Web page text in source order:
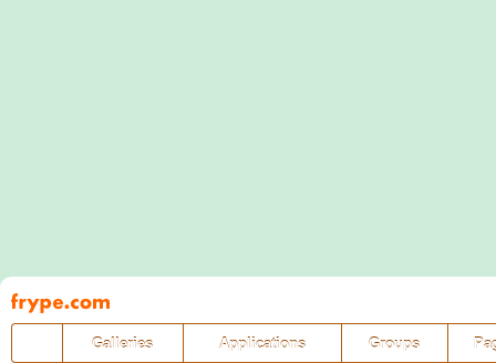
Pāriet
uz
saturu
Galleries Applications Groups